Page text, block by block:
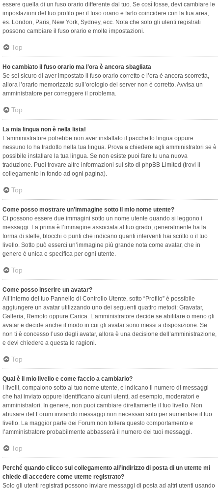
essere quella di un fuso orario differente dal tuo. Se così fosse, devi cambiare le
impostazioni del tuo profilo per il fuso orario e farlo coincidere con la tua area,
es. London, Paris, New York, Sydney, ecc. Nota che solo gli utenti registrati
possono cambiare il fuso orario e molte impostazioni.
Top
Ho cambiato il fuso orario ma l’ora è ancora sbagliata
Se sei sicuro di aver impostato il fuso orario corretto e l’ora è ancora scorretta,
allora l’orario memorizzato sull’orologio del server non è corretto. Avvisa un
amministratore per correggere il problema.
Top
La mia lingua non è nella lista!
L’amministratore potrebbe non aver installato il pacchetto lingua oppure
nessuno lo ha tradotto nella tua lingua. Prova a chiedere agli amministratori se è
possibile installare la tua lingua. Se non esiste puoi fare tu una nuova
traduzione. Puoi trovare altre informazioni sul sito di phpBB Limited (trovi il
collegamento in fondo ad ogni pagina).
Top
Come posso mostrare un’immagine sotto il mio nome utente?
Ci possono essere due immagini sotto un nome utente quando si leggono i
messaggi. La prima è l’immagine associata al tuo grado, generalmente ha la
forma di stelle, blocchi o punti che indicano quanti interventi hai scritto o il tuo
livello. Sotto può esserci un’immagine più grande nota come avatar, che in
genere è unica e specifica per ogni utente.
Top
Come posso inserire un avatar?
All’interno del tuo Pannello di Controllo Utente, sotto “Profilo” è possibile
aggiungere un avatar utilizzando uno dei seguenti quattro metodi: Gravatar,
Galleria, Remoto oppure Carica. L’amministratore decide se abilitare o meno gli
avatar e decide anche il modo in cui gli avatar sono messi a disposizione. Se
non ti è concesso l’uso degli avatar, allora è una decisione dell’amministrazione,
e devi chiedere a questa le ragioni.
Top
Qual è il mio livello e come faccio a cambiarlo?
I livelli, compaiono sotto al tuo nome utente, e indicano il numero di messaggi
che hai inviato oppure identificano alcuni utenti, ad esempio, moderatori e
amministratori. In genere, non puoi cambiare direttamente il tuo livello. Non
abusare del Forum inviando messaggi non necessari solo per aumentare il tuo
livello. La maggior parte dei Forum non tollera questo comportamento e
l’amministratore probabilmente abbasserà il numero dei tuoi messaggi.
Top
Perché quando clicco sul collegamento all’indirizzo di posta di un utente mi
chiede di accedere come utente registrato?
Solo gli utenti registrati possono inviare messaggi di posta ad altri utenti usando